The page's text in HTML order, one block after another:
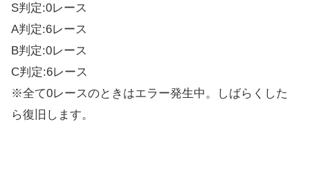
S判定:0レース
A判定:6レース
B判定:0レース
C判定:6レース
※全て0レースのときはエラー発生中。しばらくした
ら復旧します。